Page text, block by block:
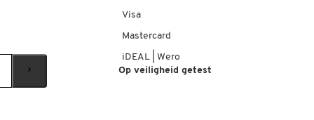
Visa
Mastercard
iDEAL | Wero
Op veiligheid getest